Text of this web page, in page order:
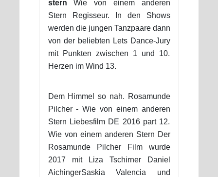
stern Wie von einem anderen
Stern Regisseur. In den Shows
werden die jungen Tanzpaare dann
von der beliebten Lets Dance-Jury
mit Punkten zwischen 1 und 10.
Herzen im Wind 13.
Dem Himmel so nah. Rosamunde
Pilcher - Wie von einem anderen
Stern Liebesfilm DE 2016 part 12.
Wie von einem anderen Stern Der
Rosamunde Pilcher Film wurde
2017 mit Liza Tschirner Daniel
AichingerSaskia Valencia und